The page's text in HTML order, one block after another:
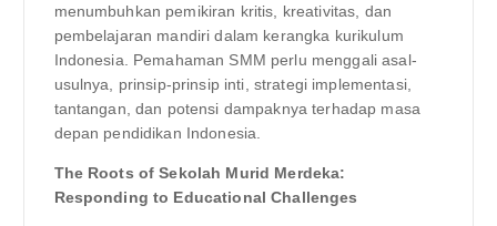
menumbuhkan pemikiran kritis, kreativitas, dan
pembelajaran mandiri dalam kerangka kurikulum
Indonesia. Pemahaman SMM perlu menggali asal-
usulnya, prinsip-prinsip inti, strategi implementasi,
tantangan, dan potensi dampaknya terhadap masa
depan pendidikan Indonesia.
The Roots of Sekolah Murid Merdeka:
Responding to Educational Challenges